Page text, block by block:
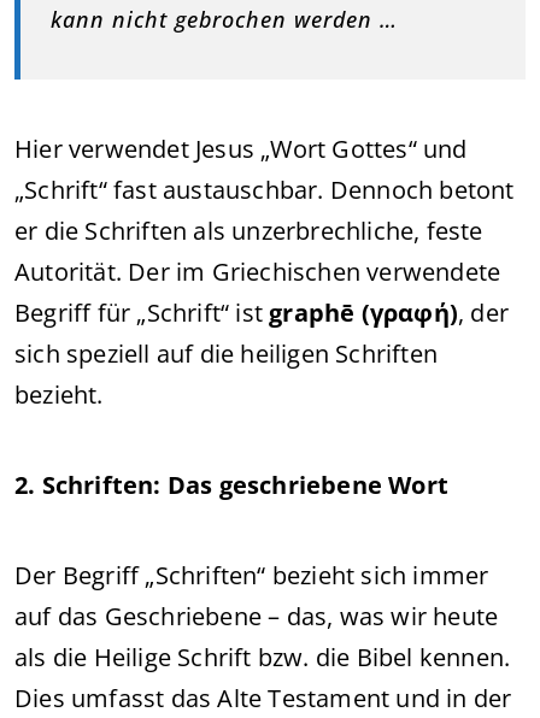
kann nicht gebrochen werden …
Hier verwendet Jesus „Wort Gottes“ und
„Schrift“ fast austauschbar. Dennoch betont
er die Schriften als unzerbrechliche, feste
Autorität. Der im Griechischen verwendete
Begriff für „Schrift“ ist graphē (γραφή), der
sich speziell auf die heiligen Schriften
bezieht.
2. Schriften: Das geschriebene Wort
Der Begriff „Schriften“ bezieht sich immer
auf das Geschriebene – das, was wir heute
als die Heilige Schrift bzw. die Bibel kennen.
Dies umfasst das Alte Testament und in der